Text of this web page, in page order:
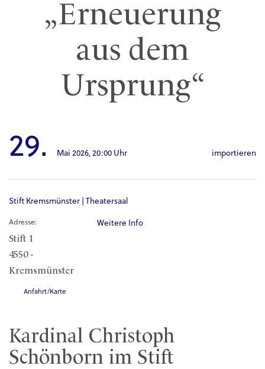
„Erneuerung
aus dem
Ursprung“
29. Mai 2026, 20:00 Uhr importieren
Stift Kremsmünster | Theatersaal
Adresse:
Stift 1
4550 -
Kremsmünster
Anfahrt/Karte
Weitere Info
Kardinal Christoph
Schönborn im Stift